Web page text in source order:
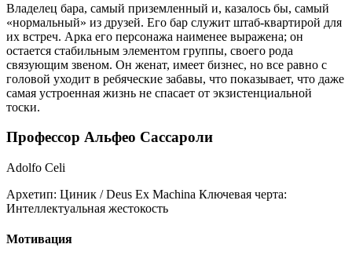
Владелец бара, самый приземленный и, казалось бы, самый
«нормальный» из друзей. Его бар служит штаб-квартирой для
их встреч. Арка его персонажа наименее выражена; он
остается стабильным элементом группы, своего рода
связующим звеном. Он женат, имеет бизнес, но все равно с
головой уходит в ребяческие забавы, что показывает, что даже
самая устроенная жизнь не спасает от экзистенциальной
тоски.
Профессор Альфео Сассароли
Adolfo Celi
Архетип: Циник / Deus Ex Machina Ключевая черта:
Интеллектуальная жестокость
Мотивация